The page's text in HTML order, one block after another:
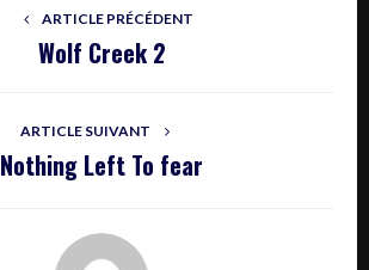
ARTICLE PRÉCÉDENT
Wolf Creek 2
ARTICLE SUIVANT
Nothing Left To fear